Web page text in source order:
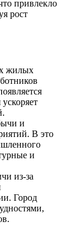
привлекло
рост
жилых
и
В это
и
из-за
Город